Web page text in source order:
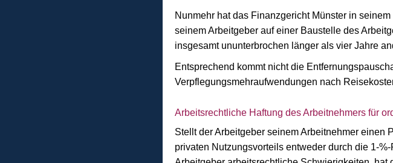
Nunmehr hat das Finanzgericht Münster in
seinem Arbeitgeber auf einer Baustelle des
insgesamt ununterbrochen länger als vier Jahre
Entsprechend kommt nicht die
Verpflegungsmehraufwendungen nach
Arbeitsrechtliche Haftung des Arbeitnehmers für
Stellt der Arbeitgeber seinem Arbeitnehmer einen
privaten Nutzungsvorteils entweder durch die 1-